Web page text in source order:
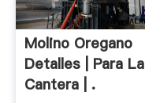
Molino Oregano
Detalles | Para La
Cantera | .